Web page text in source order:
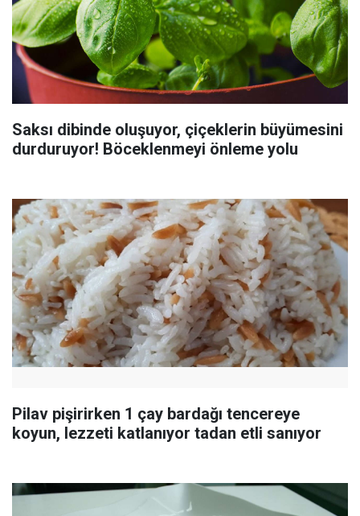
Saksı dibinde oluşuyor, çiçeklerin büyümesini
durduruyor! Böceklenmeyi önleme yolu
Pilav pişirirken 1 çay bardağı tencereye
koyun, lezzeti katlanıyor tadan etli sanıyor